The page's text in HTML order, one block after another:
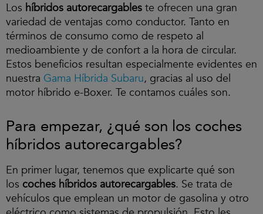
Los híbridos autorecargables te ofrecen una gran
variedad de ventajas como conductor. Tanto en
términos de consumo como de respeto al
medioambiente y de confort a la hora de circular.
Estos beneficios resultan especialmente evidentes en
nuestra Gama Híbrida Subaru, gracias al uso del
motor híbrido e-Boxer. Te contamos cuáles son.
Para empezar, ¿qué son los coches
híbridos autorecargables?
En primer lugar, tenemos que explicarte qué son
los coches híbridos autorecargables. Se trata de
vehículos que emplean un motor de gasolina y otro
p
a
r
a
a
c
p
t
l
s
o
k
i
e